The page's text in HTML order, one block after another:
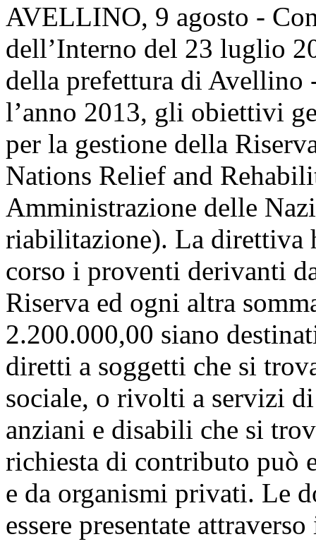
AVELLINO, 9 agosto -
dell’Interno del 23 luglio
della prefettura di Avellino
l’anno 2013, gli obiettivi
per la gestione della
Nations Relief and
Amministrazione delle
riabilitazione). La direttiva
corso i proventi derivanti
Riserva ed ogni altra
2.200.000,00 siano
diretti a soggetti che si
sociale, o rivolti a servizi
anziani e disabili che si
richiesta di contributo può
e da organismi privati. Le
essere presentate